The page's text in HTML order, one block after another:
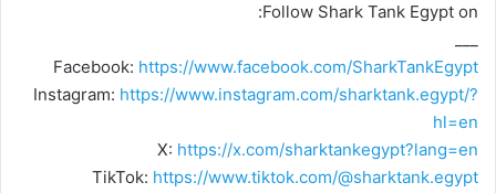
Follow Shark Tank Egypt on:
Facebook: https://www.facebook.com/SharkTankEgypt
Instagram: https://www.instagram.com/sharktank.egypt/?
hl=en
X: https://x.com/sharktankegypt?lang=en
TikTok: https://www.tiktok.com/@sharktank.egypt